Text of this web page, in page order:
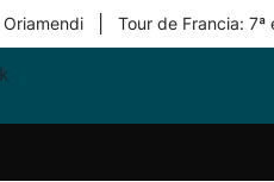
Tour de Francia: 7ª